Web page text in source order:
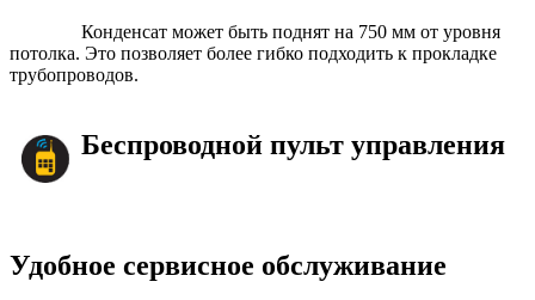
Конденсат может быть поднят на 750 мм от уровня
потолка. Это позволяет более гибко подходить к прокладке
трубопроводов.
Беспроводной пульт управления
Удобное сервисное обслуживание